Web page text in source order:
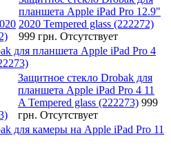
планшета Apple iPad Pro 12.9"
2020 Tempered glass (222272)
999 грн. Отсутствует
для планшета Apple iPad Pro 4
Защитное стекло Drobak для
планшета Apple iPad Pro 4 11
A Tempered glass (222273) 999
грн. Отсутствует
для камеры на Apple iPad Pro 11